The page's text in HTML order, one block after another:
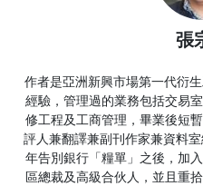
名家榜
灼見活動
關於我們
張
作者是亞洲新興市場第一代衍
經驗，管理過的業務包括交易
修工程及工商管理，畢業後短
評人兼翻譯兼副刊作家兼資料
年告別銀行「糧單」之後，加
區總裁及高級合伙人，並且重